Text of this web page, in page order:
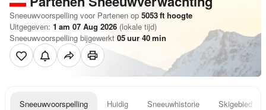
Sneeuwvoorspelling voor Partenen op 5053ft hoogte
Uitgegeven: 1 am 07 Aug 2026 (lokale tijd)
Sneeuwvoorspelling bijgewerkt 05uur 40min
Sneeuwvoorspelling Huidig Sneeuwhistorie Skigebied